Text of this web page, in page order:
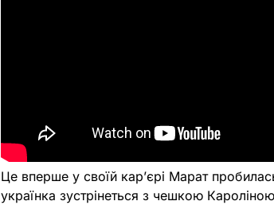
Це вперше у своїй кар’єрі Марат
українка зустрінеться з чешкою